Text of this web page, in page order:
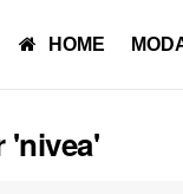
HOME
'nivea'